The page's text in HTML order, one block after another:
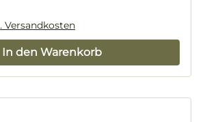
Versandkosten
In den Warenkorb